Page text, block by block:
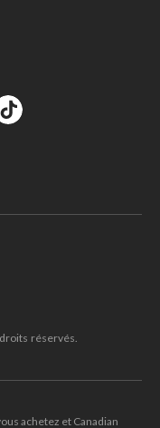
réservés.
achetez et Canadian